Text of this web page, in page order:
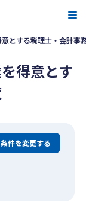
とする税理士・会計事
得意とす
条件を変更する